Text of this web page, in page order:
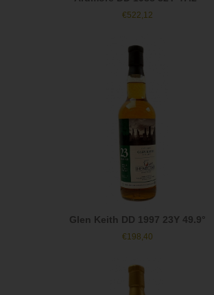
€522,12
Glen Keith DD 1997 23Y 49.9°
€198,40